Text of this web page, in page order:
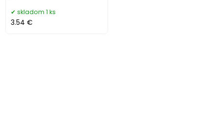
skladom 1 ks
3.54 €